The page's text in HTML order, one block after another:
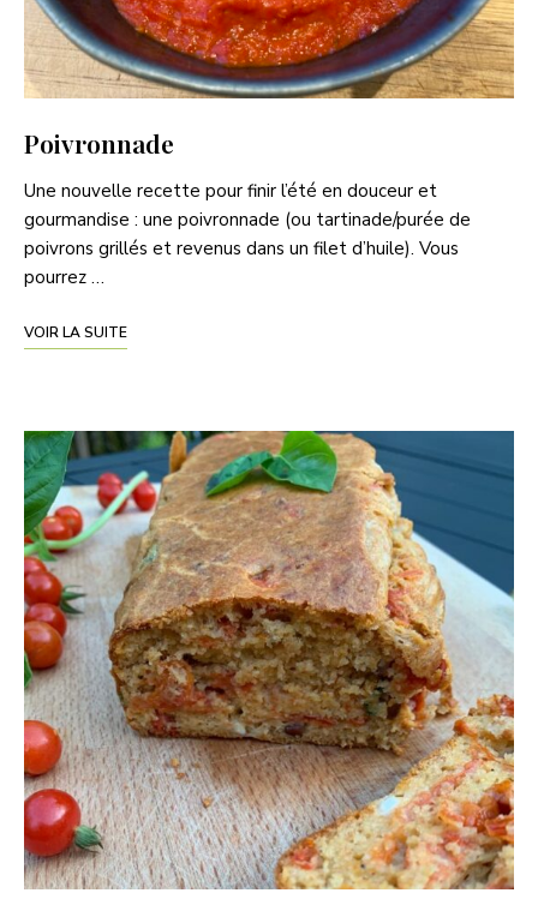
Poivronnade
Une nouvelle recette pour finir l’été en douceur et
gourmandise : une poivronnade (ou tartinade/purée de
poivrons grillés et revenus dans un filet d’huile). Vous
pourrez …
VOIR LA SUITE